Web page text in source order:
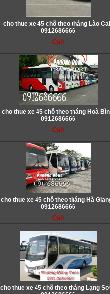
cho thue xe 45 chỗ theo tháng Lào
0912686666
Call
cho thue xe 45 chỗ theo tháng Hoà
0912686666
Call
cho thue xe 45 chỗ theo tháng Hà
0912686666
Call
cho thue xe 45 chỗ theo tháng Lạng